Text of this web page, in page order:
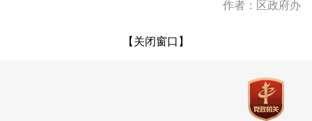
作者：区政府办
【 关闭窗口 】